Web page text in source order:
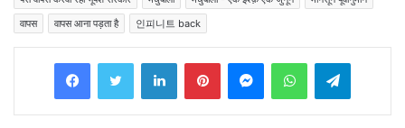
वापस
वापस आना पड़ता है 인피니트 back